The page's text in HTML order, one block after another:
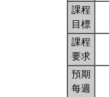
課程
目標
課程
要求
預期
每週